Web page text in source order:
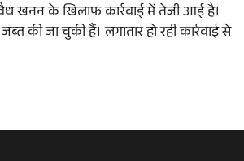
खनन के खिलाफ कार्रवाई में तेजी आई है।
की जा चुकी हैं। लगातार हो रही कार्रवाई से